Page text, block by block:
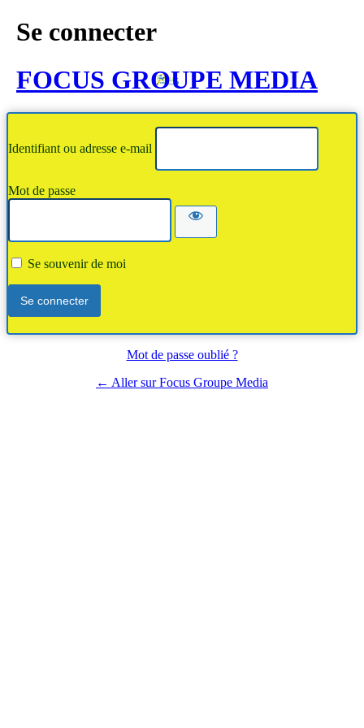
Se connecter
FOCUS GROUPE MEDIA
Identifiant ou adresse e-mail
Mot de passe
Se souvenir de moi
Mot de passe oublié ?
← Aller sur Focus Groupe Media